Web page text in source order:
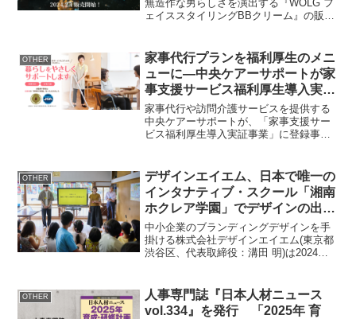
無造作な男らしさを演出する『WOLG フ
ェイススタイリングBBクリーム』の販売
スタイルを提案します。メンズコスメ市
場の拡大とWOL...
OTHER
家事代行プランを福利厚生のメニ
ューに―中央ケアーサポートが家
事支援サービス福利厚生導入実証
事業に登録
家事代行や訪問介護サービスを提供する
中央ケアーサポートが、「家事支援サー
ビス福利厚生導入実証事業」に登録事業
登録事業者：中央ケアーサポート提供サ
ービス：家事代行サービス...
OTHER
デザインエイエム、日本で唯一の
インタナティブ・スクール「湘南
ホクレア学園」でデザインの出張
授業を実施
中小企業のブランディングデザインを手
掛ける株式会社デザインエイエム(東京都
渋谷区、代表取締役：溝田 明)は2024年7
来をデザインに落とし込みオリジナルの
ロゴを作...
OTHER
人事専門誌『日本人材ニュース
vol.334』を発行 「2025年 育